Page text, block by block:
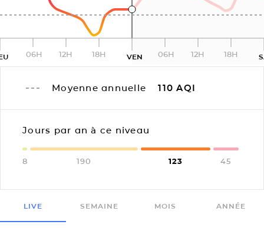
06H 12H 18H VEN 06H 12H 18H
Moyenne annuelle 110 AQI
Jours par an à ce niveau
8 190 123 45
LIVE SEMAINE MOIS ANNÉE